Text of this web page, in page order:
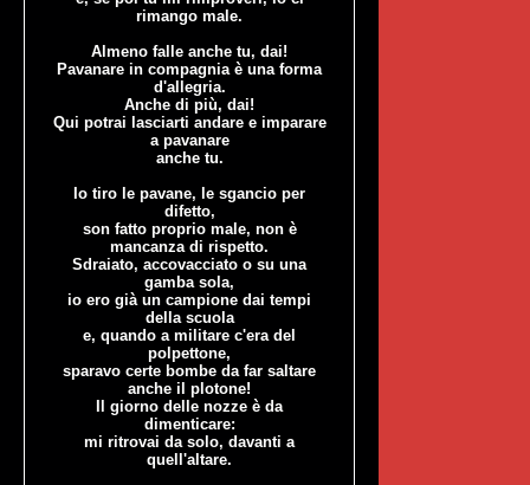
rimango male.
Almeno falle anche tu, dai!
Pavanare in compagnia è una forma
d'allegria.
Anche di più, dai!
Qui potrai lasciarti andare e imparare
a pavanare
anche tu.
Io tiro le pavane, le sgancio per
difetto,
son fatto proprio male, non è
mancanza di rispetto.
Sdraiato, accovacciato o su una
gamba sola,
io ero già un campione dai tempi
della scuola
e, quando a militare c'era del
polpettone,
sparavo certe bombe da far saltare
anche il plotone!
Il giorno delle nozze è da
dimenticare:
mi ritrovai da solo, davanti a
quell'altare.